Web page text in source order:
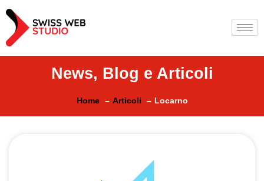
News, Blog e Articoli
Home Articoli Locarno